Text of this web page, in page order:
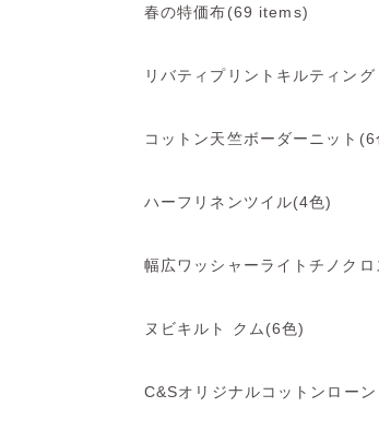
春の特価布(69 items)
リバティプリントキルティン
コットン天竺ボーダーニット(6
ハーフリネンツイル(4色)
幅広ワッシャーライトチノク
ヌビキルト クム(6色)
C&Sオリジナルコットンロー